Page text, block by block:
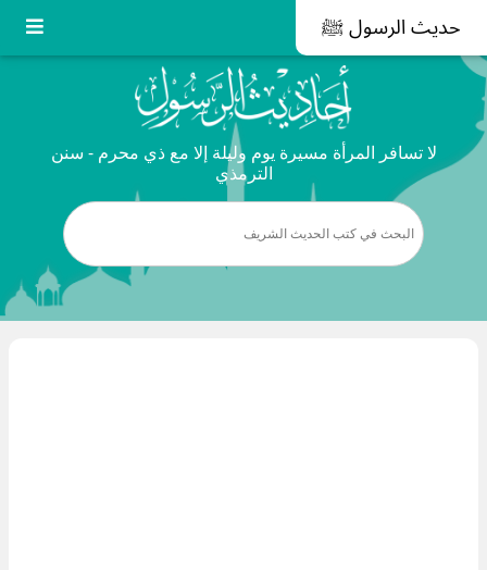
حديث الرسول ﷺ
لا تسافر المرأة مسيرة يوم وليلة إلا مع ذي محرم - سنن
الترمذي